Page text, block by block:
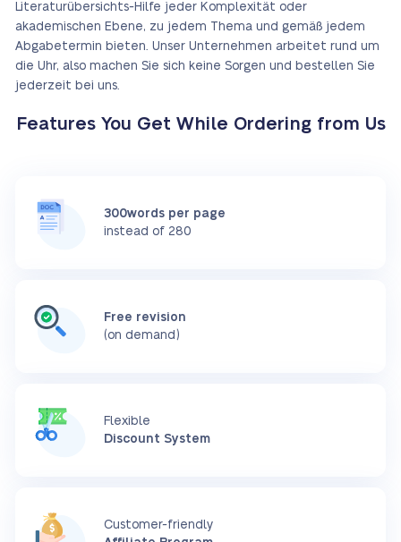
Literaturübersichts-Hilfe jeder Komplexität oder
akademischen Ebene, zu jedem Thema und gemäß jedem
Abgabetermin bieten. Unser Unternehmen arbeitet rund um
die Uhr, also machen Sie sich keine Sorgen und bestellen Sie
jederzeit bei uns.
Features You Get While Ordering from Us
300words per page
instead of 280
Free revision
(on demand)
Flexible
Discount System
Customer-friendly